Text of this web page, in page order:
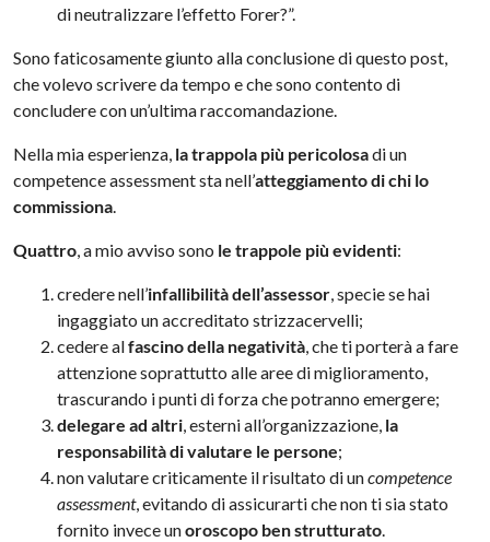
di neutralizzare l’effetto Forer?”.
Sono faticosamente giunto alla conclusione di questo post,
che volevo scrivere da tempo e che sono contento di
concludere con un’ultima raccomandazione.
Nella mia esperienza, la trappola più pericolosadi un
competence assessment sta nell’atteggiamento di chi lo
commissiona.
Quattro, a mio avviso sono le trappole più evidenti:
credere nell’infallibilità dell’assessor, specie se hai
ingaggiato un accreditato strizzacervelli;
cedere alfascino della negatività, che ti porterà a fare
attenzione soprattutto alle aree di miglioramento,
trascurando i punti di forza che potranno emergere;
delegare ad altri, esterni all’organizzazione, la
responsabilità di valutare le persone;
non valutare criticamente il risultato di uncompetence
assessment, evitando di assicurarti che non ti sia stato
fornito invece unoroscopo ben strutturato.